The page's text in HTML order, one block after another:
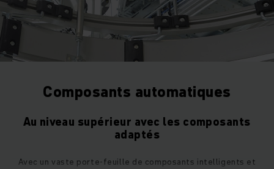
Composants automatiques
Au niveau supérieur avec les composants
adaptés
Avec un vaste porte-feuille de composants intelligents et